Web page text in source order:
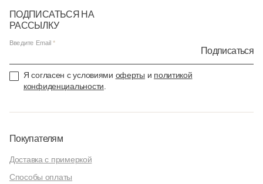
ПОДПИСАТЬСЯ НА
РАССЫЛКУ
Введите Email
Подписаться
Я согласен с условиями оферты и политикой
конфиденциальности
Покупателям
Доставка с примеркой
Способы оплаты